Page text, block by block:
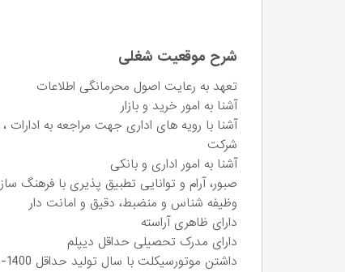
شرح موقعیت شغلی
تعهد به رعایت اصول محرمانگی اطلاعات
آشنا به امور خرید و بازار
آشنا با رویه های اداری جهت مراجعه به
شرکت
آشنا به امور اداری و بانکی
صبور، آرام و توانایی تطبیق پذیری با فرهنگ
وظیفه شناس و منضبط، دقیق و امانت دار
دارای ظاهری آراسته
دارای مدرک تحصیلی حداقل دیپلم
داشتن موتورسیکلت با سال تولید حداقل 1400- دارای گواهینامه